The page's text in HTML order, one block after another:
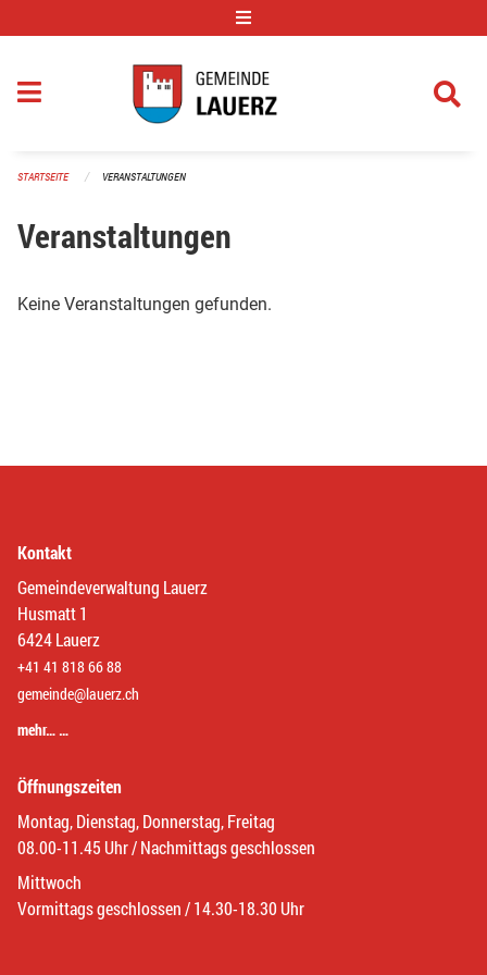
STARTSEITE VERANSTALTUNGEN
Veranstaltungen
Keine Veranstaltungen gefunden.
Kontakt
Gemeindeverwaltung Lauerz
Husmatt 1
6424 Lauerz
+41 41 818 66 88
gemeinde@lauerz.ch
mehr… …
Öffnungszeiten
Montag, Dienstag, Donnerstag, Freitag
08.00-11.45 Uhr / Nachmittags geschlossen
Mittwoch
Vormittags geschlossen / 14.30-18.30 Uhr